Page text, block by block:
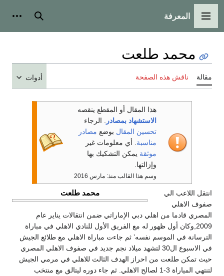
القائمة الرئيسية
المعرفة بحث
محمد طلعت
ناقش هذه الصفحة أدوات
هذا المقال أو المقطع ينقصه
الاستشهاد بمصادر. الرجاء
تحسين المقالبوضعمصادر
مناسبة. أي معلومات غير
موثقةيمكن التشكيك بها
وإزالتها.
وسم هذا القالب منذ: مارس 2016
محمد طلعت
اللاعب الي
الاهلي
قادما من اهلي دبي الإماراتي ضمن انتقالات يناير عام
2009,وكان أول ظهور له مع الفريق الأول للنادي الاهلي في مباراة
في الموسم نفسه’ ثم جاءت مباراة الاهلي مع طلائع الجيش
في الاسبوع ال30 لتشهد ميلاد نجم جديد في صفوف الاهلي المصري
تمكن طلعت من احراز الهدف الثالث للاهلي في مرمي الجيش
لتنتهي المياراة 3-1 لصالح الاهلي. ثم جاء دوره ليتالق مع منتخب